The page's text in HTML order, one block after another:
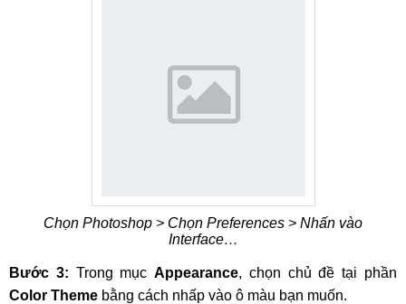
Chọn Photoshop > Chọn Preferences > Nhấn vào
Interface…
Bước 3: Trong mụcAppearance, chọn chủ đề tại phần
Color Theme bằng cách nhấp vào ô màu bạn muốn.